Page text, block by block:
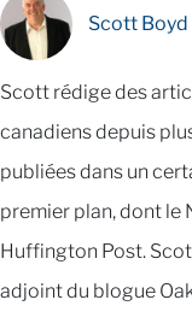
Scott Boyd
Scott rédige des
canadiens depuis
publiées dans un
premier plan, dont le
Huffington Post.
adjoint du blogue